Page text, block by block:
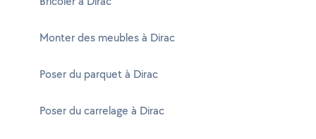
Monter des meubles à Dirac
Poser du parquet à Dirac
Poser du carrelage à Dirac